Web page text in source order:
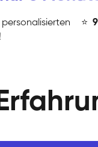
⭐